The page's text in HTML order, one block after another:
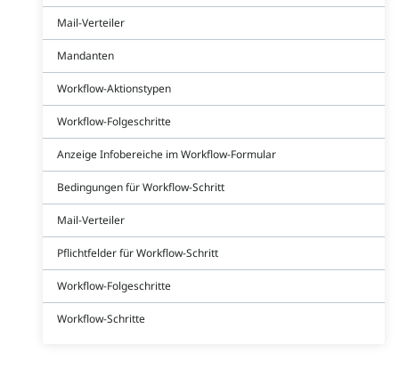
Mail-Verteiler
Mandanten
Workflow-Aktionstypen
Workflow-Folgeschritte
Anzeige Infobereiche im Workflow-Formular
Bedingungen für Workflow-Schritt
Mail-Verteiler
Pflichtfelder für Workflow-Schritt
Workflow-Folgeschritte
Workflow-Schritte